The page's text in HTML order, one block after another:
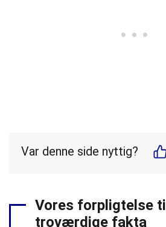
Var denne side nyttig?
Vores forpligtelse til
troværdige fakta